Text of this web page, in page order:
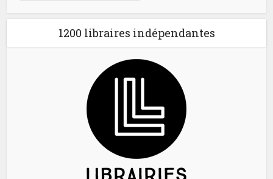
1200 libraires indépendantes